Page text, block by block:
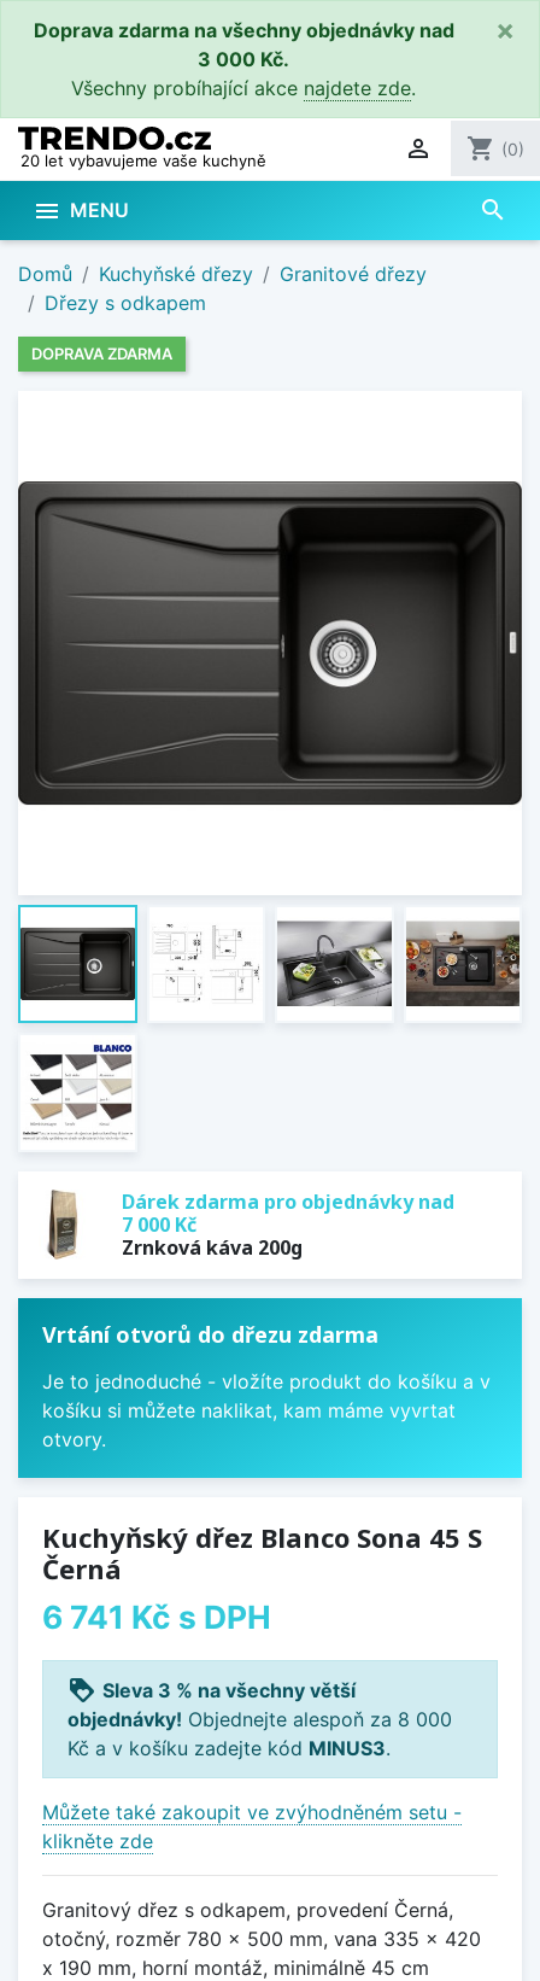
Doprava zdarma na všechny objednávky nad
3 000 Kč.
Všechny probíhající akce najdete zde.
×
20 let vybavujeme vaše kuchyně  shopping_cart (0)
 MENU search
Domů Kuchyňské dřezy
Granitové dřezy
Dřezy s odkapem
DOPRAVA ZDARMA
Dárek zdarma pro objednávky nad
7 000 Kč
Zrnková káva 200g
Vrtání otvorů do dřezu zdarma
Je to jednoduché - vložíte produkt do košíku a v
košíku si můžete naklikat, kam máme vyvrtat
otvory.
Kuchyňský dřez Blanco Sona 45 S
Černá
6 741 Kč s DPH
loyalty Sleva 3 % na všechny větší
objednávky! Objednejte alespoň za 8 000
Kč a v košíku zadejte kód MINUS3.
Můžete také zakoupit ve zvýhodněném setu -
klikněte zde
Granitový dřez s odkapem, provedení Černá,
otočný, rozměr 780 x 500 mm, vana 335 x 420
x 190 mm, horní montáž, minimálně 45 cm